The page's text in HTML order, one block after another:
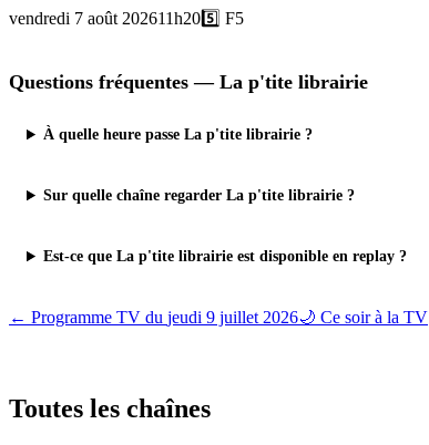
vendredi 7 août 202611h205️⃣ F5
Questions fréquentes — La p'tite librairie
À quelle heure passe La p'tite librairie ?
Sur quelle chaîne regarder La p'tite librairie ?
Est-ce que La p'tite librairie est disponible en replay ?
← Programme TV du jeudi 9 juillet 2026🌙 Ce soir à la TV
Toutes les chaînes